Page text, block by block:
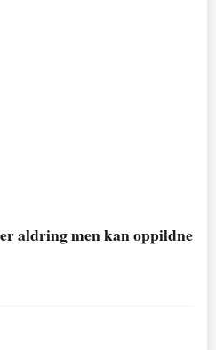
aldring men kan oppildne